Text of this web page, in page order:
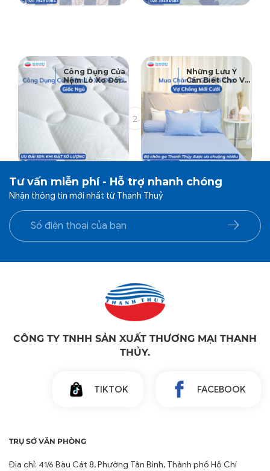
18
12-2023
Công Dụng Của
Nệm Lò Xo Đối
Với Giấc Ngủ
Của Bạn
04
12-2023
Những Lưu Ý
Cần Biết Cho Vợ
Chồng Khi Mua
Chăn Ga Gối Mới
1 2 3
Tư vấn miễn phí - Hỗ trợ nhanh chóng
Nhận thông tin mới nhất từ Thanh Thuỷ
CÔNG TY TNHH SẢN XUẤT THƯƠNG MẠI THANH
THỦY.
TIKTOK FACEBOOK
TRỤ SỞ VĂN PHÒNG
Địa chỉ: 41/6 Bàu Cát 8, Phường Tân Bình, Thành phố Hồ Chí